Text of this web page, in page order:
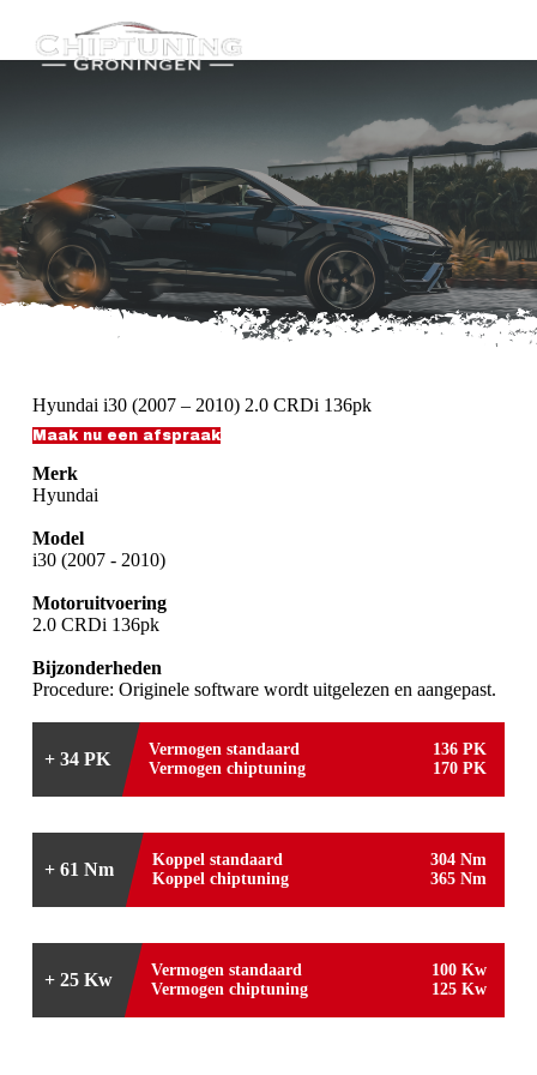
n
i
n
h
u
d
Hyundai i30 (2007 – 2010) 2.0 CRDi 136pk
Maak nu een afspraak
Merk
Hyundai
Model
i30 (2007 - 2010)
Motoruitvoering
2.0 CRDi 136pk
Bijzonderheden
Procedure: Originele software wordt uitgelezen en aangepast.
+ 34 PK Vermogen standaard
136 PK
Vermogen chiptuning
170 PK
+ 61 Nm Koppel standaard
304 Nm
Koppel chiptuning
365 Nm
+ 25 Kw Vermogen standaard
100 Kw
Vermogen chiptuning
125 Kw